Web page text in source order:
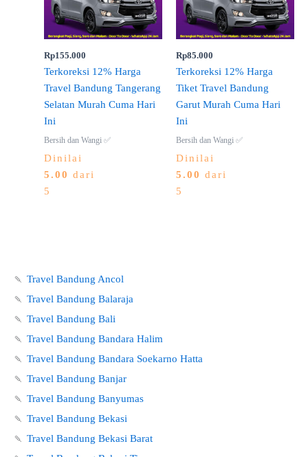
Rp155.000
Terkoreksi 12% Harga
Travel Bandung Tangerang
Selatan Murah Cuma Hari
Ini
Bersih dan Wangi ✅
Dinilai
5.00 dari
5
Rp85.000
Terkoreksi 12% Harga
Tiket Travel Bandung
Garut Murah Cuma Hari
Ini
Bersih dan Wangi ✅
Dinilai
5.00 dari
5
🍡 Travel Bandung Ancol
🍡 Travel Bandung Balaraja
🍡 Travel Bandung Bali
🍡 Travel Bandung Bandara Halim
🍡 Travel Bandung Bandara Soekarno Hatta
🍡 Travel Bandung Banjar
🍡 Travel Bandung Banyumas
🍡 Travel Bandung Bekasi
🍡 Travel Bandung Bekasi Barat